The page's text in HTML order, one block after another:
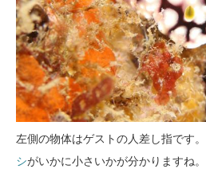
左側の物体はゲストの人差し指です。
シがいかに小さいかが分かりますね。